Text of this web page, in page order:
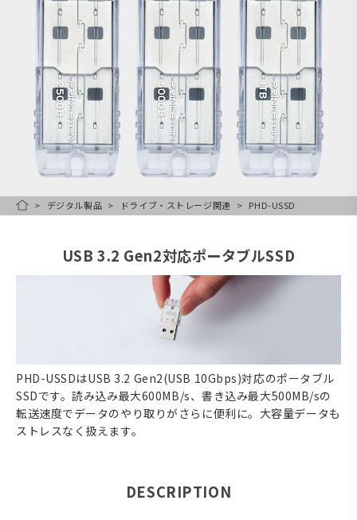
HOMEデジタル製品 ドライブ・ストレージ関連 PHD-USSD
USB 3.2 Gen2対応ポータブルSSD
PHD-USSDはUSB 3.2 Gen2(USB 10Gbps)対応のポータブル
SSDです。読み込み最大600MB/s、書き込み最大500MB/sの
転送速度でデータのやり取りがさらに便利に。大容量データも
ストレスなく扱えます。
DESCRIPTION